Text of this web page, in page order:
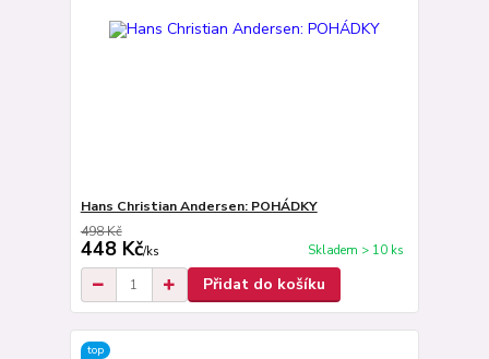
Hans Christian Andersen: POHÁDKY
498 Kč
448 Kč/ks Skladem > 10 ks
Přidat do košíku
top